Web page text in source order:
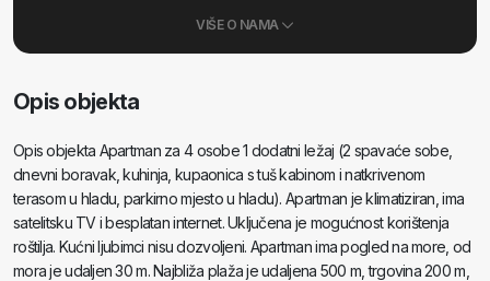
VIŠE O NAMA
Opis objekta
Opis objekta Apartman za 4 osobe 1 dodatni ležaj (2 spavaće sobe,
dnevni boravak, kuhinja, kupaonica s tuš kabinom i natkrivenom
terasom u hladu, parkirno mjesto u hladu). Apartman je klimatiziran, ima
satelitsku TV i besplatan internet. Uključena je mogućnost korištenja
roštilja. Kućni ljubimci nisu dozvoljeni. Apartman ima pogled na more, od
mora je udaljen 30 m. Najbliža plaža je udaljena 500 m, trgovina 200 m,